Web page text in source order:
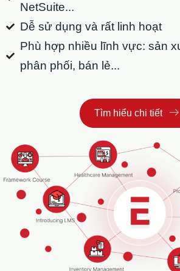
NetSuite...
Dễ sử dụng và rất linh hoạt
Phù hợp nhiều lĩnh vực: sản
phân phối, bán lẻ...
Tìm hiểu chi tiết